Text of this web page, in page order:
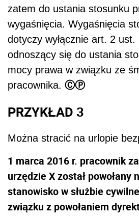
zatem do ustania stosunku
wygaśnięcia. Wygaśnięcia
dotyczy wyłącznie art. 2
odnoszący się do ustania
mocy prawa w związku ze
pracownika. ⒸⓅ
PRZYKŁAD 3
Można stracić na urlopie
1 marca 2016 r. pracownik
urzędzie X został powołany
stanowisko w służbie
związku z powołaniem